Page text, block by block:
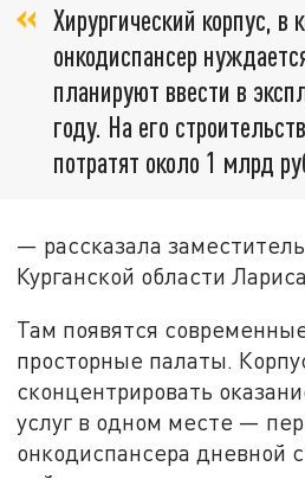
Хирургический корпус, в
онкодиспансер
планируют ввести в
году. На его
потратят около 1 млрд
— рассказала
Курганской области
Там появятся
просторные палаты.
сконцентрировать
услуг в одном месте —
онкодиспансера дневной